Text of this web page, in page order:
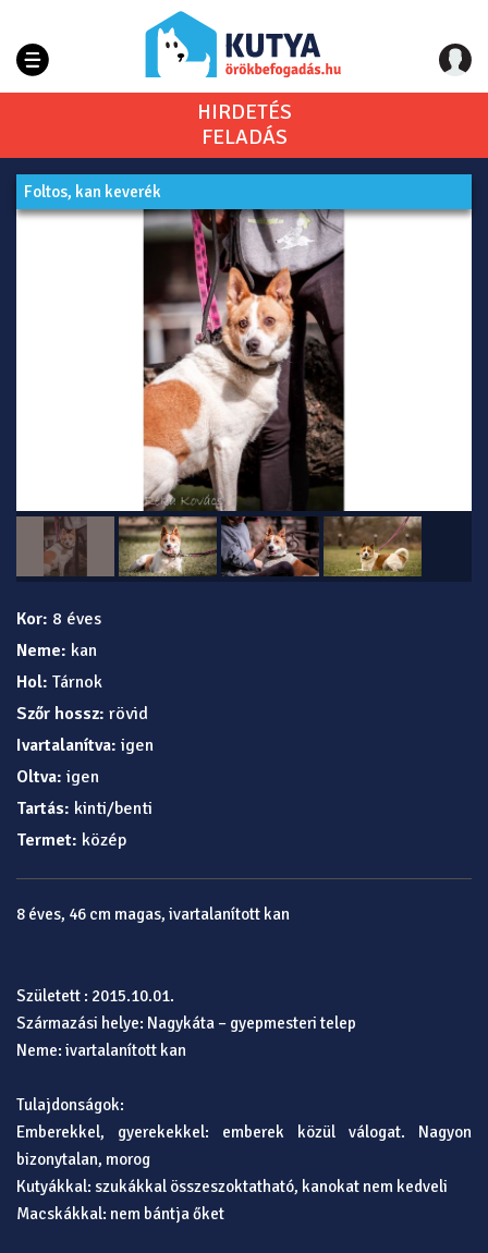
HIRDETÉS
FELADÁS
Foltos, kan keverék
Kor: 8 éves
Neme: kan
Hol: Tárnok
Szőr hossz: rövid
Ivartalanítva: igen
Oltva: igen
Tartás: kinti/benti
Termet: közép
8 éves, 46 cm magas, ivartalanított kan
Született : 2015.10.01.
Származási helye: Nagykáta – gyepmesteri telep
Neme: ivartalanított kan
Tulajdonságok:
Emberekkel, gyerekekkel: emberek közül válogat. Nagyon
bizonytalan, morog
Kutyákkal: szukákkal összeszoktatható, kanokat nem kedveli
Macskákkal: nem bántja őket